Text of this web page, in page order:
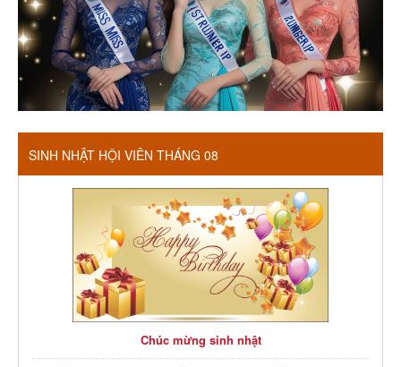
SINH NHẬT HỘI VIÊN THÁNG 08
Chúc mừng sinh nhật